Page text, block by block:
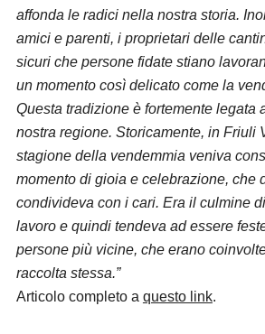
affonda le radici nella nostra storia.
amici e parenti, i proprietari delle
sicuri che persone fidate stiano
un momento così delicato come la
Questa tradizione è fortemente legata
nostra regione. Storicamente, in Friuli
stagione della vendemmia veniva
momento di gioia e celebrazione, che
condivideva con i cari. Era il culmine
lavoro e quindi tendeva ad essere
persone più vicine, che erano
raccolta stessa.”
Articolo completo a questo link.